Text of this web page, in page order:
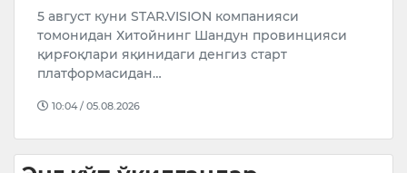
Ҳиндистоннинг Мумбай Олий суди машҳур
“Теҳелка” журналининг собиқ бош муҳаррири
Тарун Тежпални ҳамкасбини зўрлаганликда
айбд…
16:25 / 06.08.2026